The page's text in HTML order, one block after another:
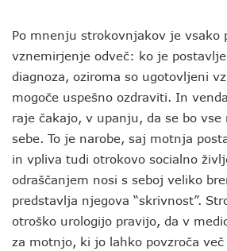
Po mnenju strokovnjakov je vsako
vznemirjenje odveč: ko je
diagnoza, oziroma so ugotovljeni
mogoče uspešno ozdraviti. In
raje čakajo, v upanju, da se bo vse
sebe. To je narobe, saj motnja
in vpliva tudi otrokovo socialno
odraščanjem nosi s seboj veliko
predstavlja njegova “skrivnost”.
otroško urologijo pravijo, da v
za motnjo, ki jo lahko povzroča več